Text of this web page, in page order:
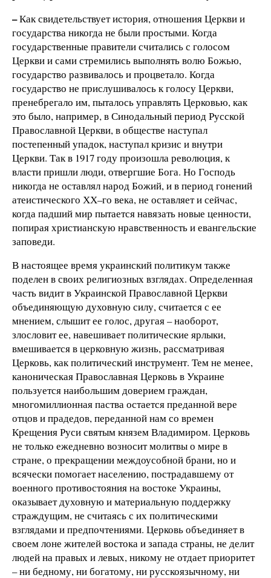
–Как свидетельствует история, отношения Церкви и
государства никогда не были простыми. Когда
государственные правители считались с голосом
Церкви и сами стремились выполнять волю Божью,
государство развивалось и процветало. Когда
государство не прислушивалось к голосу Церкви,
пренебрегало им, пыталось управлять Церковью, как
это было, например, в Синодальный период Русской
Православной Церкви, в обществе наступал
постепенный упадок, наступал кризис и внутри
Церкви. Так в 1917 году произошла революция, к
власти пришли люди, отвергшие Бога. Но Господь
никогда не оставлял народ Божий, и в период гонений
атеистического ХХ–го века, не оставляет и сейчас,
когда падший мир пытается навязать новые ценности,
попирая христианскую нравственность и евангельские
заповеди.
В настоящее время украинский политикум также
поделен в своих религиозных взглядах. Определенная
часть видит в Украинской Православной Церкви
объединяющую духовную силу, считается с ее
мнением, слышит ее голос, другая – наоборот,
злословит ее, навешивает политические ярлыки,
вмешивается в церковную жизнь, рассматривая
Церковь, как политический инструмент. Тем не менее,
каноническая Православная Церковь в Украине
пользуется наибольшим доверием граждан,
многомиллионная паства остается преданной вере
отцов и прадедов, переданной нам со времен
Крещения Руси святым князем Владимиром. Церковь
не только ежедневно возносит молитвы о мире в
стране, о прекращении междоусобной брани, но и
всячески помогает населению, пострадавшему от
военного противостояния на востоке Украины,
оказывает духовную и материальную поддержку
страждущим, не считаясь с их политическими
взглядами и предпочтениями. Церковь объединяет в
своем лоне жителей востока и запада страны, не делит
людей на правых и левых, никому не отдает приоритет
– ни бедному, ни богатому, ни русскоязычному, ни